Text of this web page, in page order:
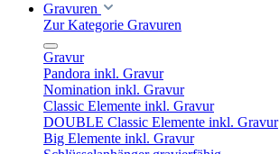
Gravuren
Zur Kategorie Gravuren
Gravur
Pandora inkl. Gravur
Nomination inkl. Gravur
Classic Elemente inkl. Gravur
DOUBLE Classic Elemente inkl. Gravur
Big Elemente inkl. Gravur